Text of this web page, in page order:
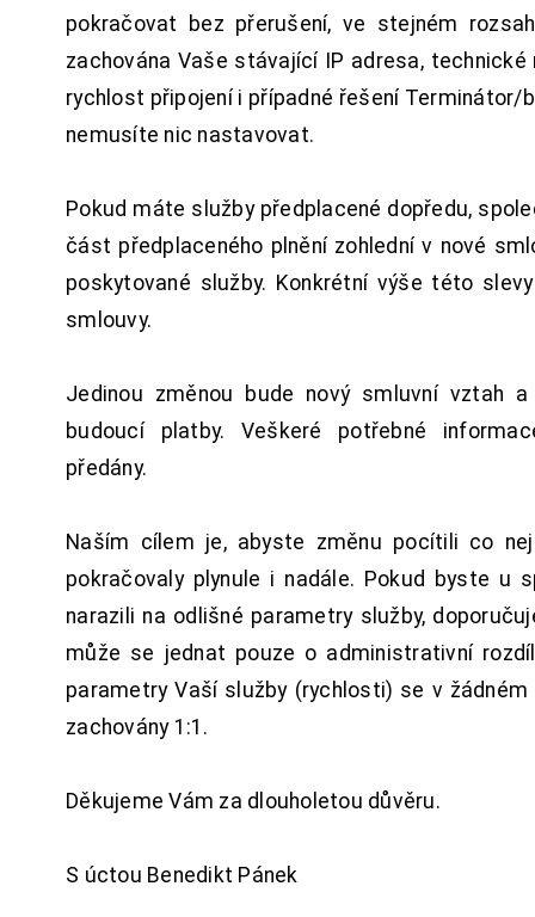
pokračovat bez přerušení, ve stejném
zachována Vaše stávající IP adresa, technické
rychlost připojení i případné řešení Terminátor/
nemusíte nic nastavovat.
Pokud máte služby předplacené dopředu,
část předplaceného plnění zohlední v nové
poskytované služby. Konkrétní výše této
smlouvy.
Jedinou změnou bude nový smluvní vztah
budoucí platby. Veškeré potřebné
předány.
Naším cílem je, abyste změnu pocítili co
pokračovaly plynule i nadále. Pokud byste u
narazili na odlišné parametry služby,
může se jednat pouze o administrativní
parametry Vaší služby (rychlosti) se v
zachovány 1:1.
Děkujeme Vám za dlouholetou důvěru.
S úctou Benedikt Pánek